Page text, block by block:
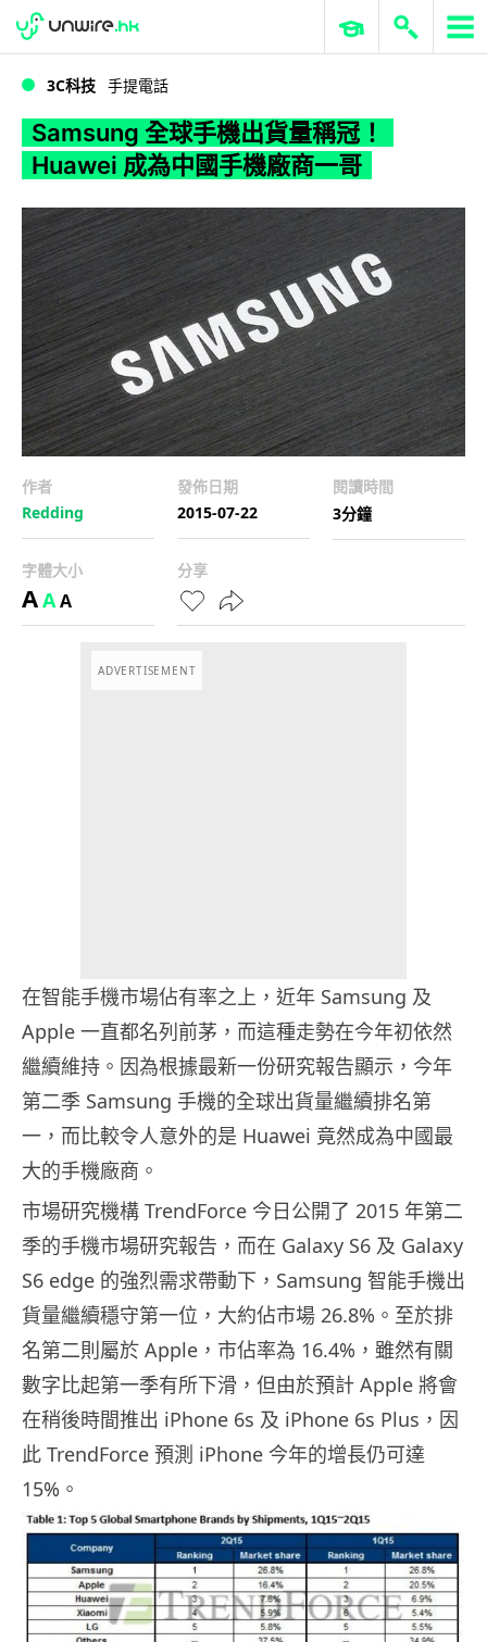
WWDC 2026 ERP 與商業 AI
3C科技 手提電話
Samsung 全球手機出貨量稱冠！
Huawei 成為中國手機廠商一哥
作者
Redding
發佈日期
2015-07-22
閱讀時間
3分鐘
字體大小
AAA
分享
ADVERTISEMENT
在智能手機市場佔有率之上，近年 Samsung 及
Apple 一直都名列前茅，而這種走勢在今年初依然
繼續維持。因為根據最新一份研究報告顯示，今年
第二季 Samsung 手機的全球出貨量繼續排名第
一，而比較令人意外的是 Huawei 竟然成為中國最
大的手機廠商。
市場研究機構 TrendForce 今日公開了 2015 年第二
季的手機市場研究報告，而在 Galaxy S6 及 Galaxy
S6 edge 的強烈需求帶動下，Samsung 智能手機出
貨量繼續穩守第一位，大約佔市場 26.8%。至於排
名第二則屬於 Apple，市佔率為 16.4%，雖然有關
數字比起第一季有所下滑，但由於預計 Apple 將會
在稍後時間推出 iPhone 6s 及 iPhone 6s Plus，因
此 TrendForce 預測 iPhone 今年的增長仍可達
15%。